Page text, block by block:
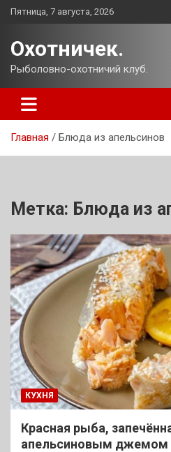
Перейти
Пятница, 7 августа, 2026
Охотничек.
Рыболовно-охотничий клуб.
Главная Блюда из апельсинов
Метка: Блюда из
КУХНЯ
Красная рыба,
апельсиновым джемом